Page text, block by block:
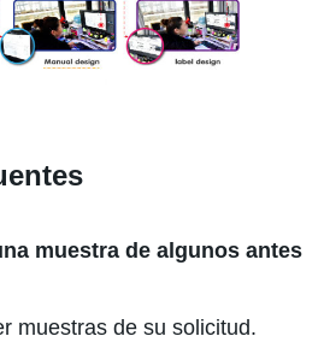
muestra de algunos antes
muestras de su solicitud.